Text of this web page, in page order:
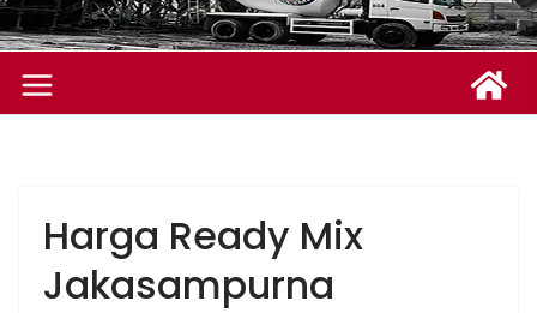
Harga Ready Mix
Jakasampurna